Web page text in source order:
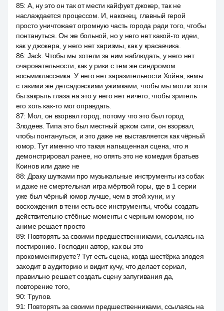
85: А, ну это он так от мести кайфует джокер, так не
наслаждается процессом. И, наконец, главный герой
просто уничтожает огромную часть города ради того, чтобы
понтануться. Он же больной, но у него нет какой-то идеи,
как у джокера, у него нет харизмы, как у красавчика.
86: Jack. Чтобы мы хотели за ним наблюдать, у него нет
очаровательности, как у рики с тем же синдромом
восьмиклассника. У него нет заразительности Хойна, кемы
с такими же детсадовскими ужимками, чтобы мы могли хотя
бы закрыть глаза на это у него нет ничего, чтобы зритель
его хоть как-то мог оправдать.
87: Мол, он взорвал город, потому что это был город
Злодеев. Типа это был местный арком сити, он взорвал,
чтобы понтануться, и это даже не выставляется как чёрный
юмор. Тут именно что такая напыщенная сцена, что я
демонстрировал ранее, но опять это не комедия братьев
Коинов или даже не
88: Драку шутками про музыкальные инструменты из собак
и даже не смертельная игра мёртвой горы, где в 1 серии
уже был чёрный юмор лучше, чем в этой хуни, и у
восхождения в тени есть все инструменты, чтобы создать
действительно стёбные моменты с черным юмором, но
аниме решает просто
89: Повторять за своими предшественниками, ссылаясь на
постиронию. Господин автор, как вы это
прокомментируете? Тут есть сцена, когда шестёрка злодея
заходит в аудиторию и видит кучу, что делает сериал,
правильно решает создать сцену запугивания да,
повторение того,
90: Трупов.
91: Повторять за своими предшественниками, ссылаясь на